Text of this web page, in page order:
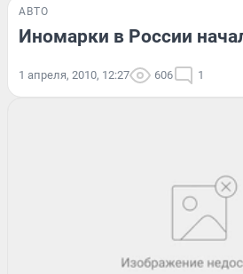
АВТО
Иномарки в России
1 апреля, 2010, 12:27 606 1